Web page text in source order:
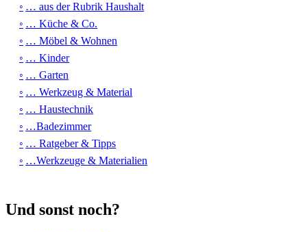
… aus der Rubrik Haushalt
… Küche & Co.
… Möbel & Wohnen
… Kinder
… Garten
… Werkzeug & Material
… Haustechnik
…Badezimmer
… Ratgeber & Tipps
…Werkzeuge & Materialien
Und sonst noch?